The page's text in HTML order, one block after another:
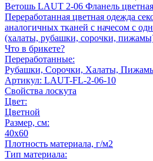
Ветошь LAUT 2-06 Фланель цветная
Переработанная цветная одежда
аналогичных тканей с начесом с
(халаты, рубашки, сорочки,
Что в брикете?
Переработанные:
Рубашки, Сорочки, Халаты,
Артикул: LAUT-FL-2-06-10
Свойства лоскута
Цвет:
Цветной
Размер, см:
40x60
Плотность материала, г/м2
Тип материала: